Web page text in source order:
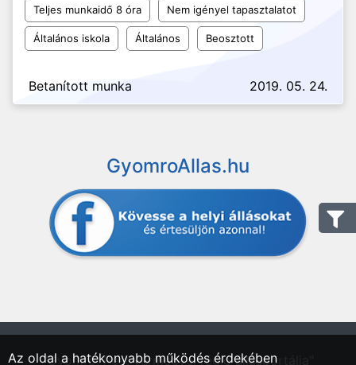
Teljes munkaidő 8 óra Nem igényel tapasztalatot
Általános iskola Általános Beosztott
Betanított munka 2019. 05. 24.
GyomroAllas.hu
"Gyomrő, Pest vármegyei régió állásportálja"
Az oldal a hatékonyabb működés érdekében